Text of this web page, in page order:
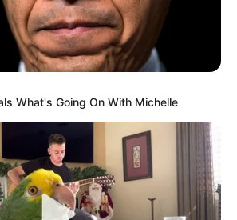
What's Going On With Michelle